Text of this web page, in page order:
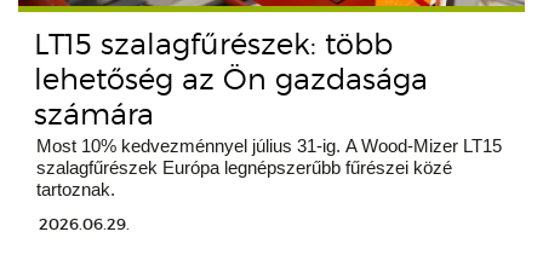
LT15 szalagfűrészek: több
lehetőség az Ön gazdasága
számára
Most 10% kedvezménnyel július 31-ig. A Wood-Mizer LT15
szalagfűrészek Európa legnépszerűbb fűrészei közé
tartoznak.
2026.06.29.